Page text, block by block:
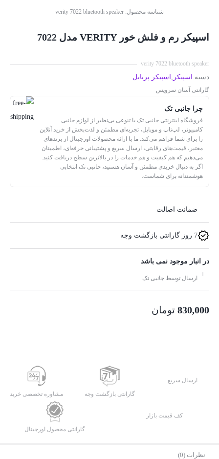
شناسه محصول: verity 7022 bluetooth speaker
اسپیکر رم و فلش خور VERITY مدل 7022
verity 7022 bluetooth speaker
دسته: اسپیکر اسپیکر پرتابل
گارانتی آسان سرویس
چرا جانبی تک
فروشگاه اینترنتی جانبی تک با تنوعی بی‌نظیر از لوازم جانبی
کامپیوتر، لپ‌تاپ و موبایل، تجربه‌ای مطمئن و لذت‌بخش از خرید آنلاین
را برای شما فراهم می‌کند. ما با ارائه محصولات اورجینال از برندهای
معتبر، قیمت‌های رقابتی، ارسال سریع و پشتیبانی حرفه‌ای، اطمینان
می‌دهیم که هم کیفیت و هم خدمات را در بالاترین سطح دریافت کنید.
اگر به دنبال خریدی مطمئن و آسان هستید، جانبی تک انتخابی
هوشمندانه برای شماست.
ضمانت اصالت
7 روز گارانتی بازگشت وجه
در انبار موجود نمی باشد
ارسال توسط جانبی تک
830,000 تومان
ارسال سریع
گارانتی بازگشت وجه
مشاوره تخصصی خرید
کف قیمت بازار
گارانتی محصول اورجینال
نظرات (0)